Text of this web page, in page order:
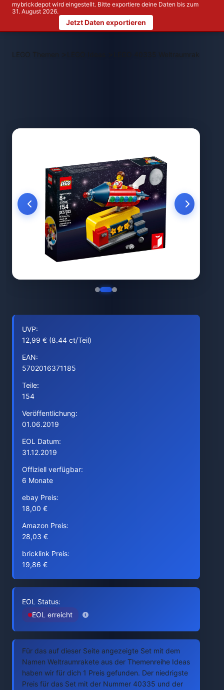
mybrickdepot wird eingestellt. Bitte exportiere deine Daten bis zum
31. August 2026.
Jetzt Daten exportieren
LEGO Themen > LEGO 40335 Weltraumrakete
UVP:
12,99 € (8.44 ct/Teil)
EAN:
5702016371185
Teile:
154
Veröffentlichung:
01.06.2019
EOL Datum:
31.12.2019
Offiziell verfügbar:
6 Monate
ebay Preis:
18,00 €
Amazon Preis:
28,03 €
bricklink Preis:
19,86 €
EOL Status:
EOL erreicht
Für das auf dieser Seite angezeigte Set mit dem
Namen Weltraumrakete aus der Themenreihe Ideas
haben wir für dich 1 Preis gefunden. Der niedrigste
Preis für das Set mit der Nummer 40335 und der